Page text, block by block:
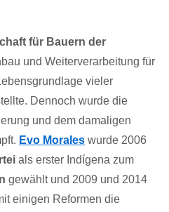
für Bauern der
und Weiterverarbeitung für
vieler
Dennoch wurde die
und dem damaligen
Evo Morales wurde 2006
als erster Indígena zum
gewählt und 2009 und 2014
einigen Reformen die